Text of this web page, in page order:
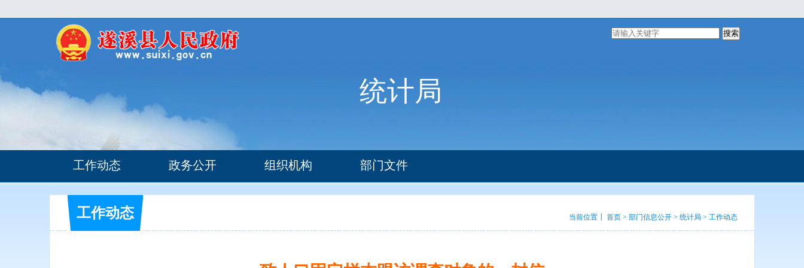
搜索
统计局
工作动态 政务公开 组织机构 部门文件
工作动态 当前位置┃ 首页 > 部门信息公开 > 统计局 > 工作动态